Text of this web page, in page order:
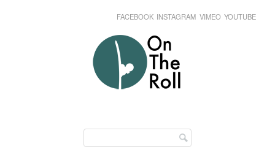
FACEBOOK INSTAGRAM VIMEO YOUTUBE
Main menu